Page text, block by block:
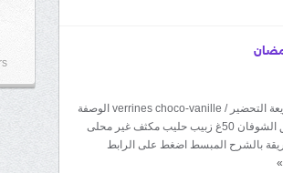
المقادير: تحلية راقية بدون جيلاتين سهلة و سريعة التحضير / verrines choco-vanille الوصفة
هنا عصير الدلاح barre d’avoine: 200غ رقائق الشوفان 50غ زبيب حليب مكثف غير محلى
بالشرح المبسط اضغط على الرابط
»